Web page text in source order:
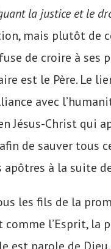
la justice et le
mais plutôt de
de croire à ses
est le Père. Le
avec
Jésus-Christ qui
de sauver tous
apôtres à la suite
les fils de la
comme l’Esprit, la